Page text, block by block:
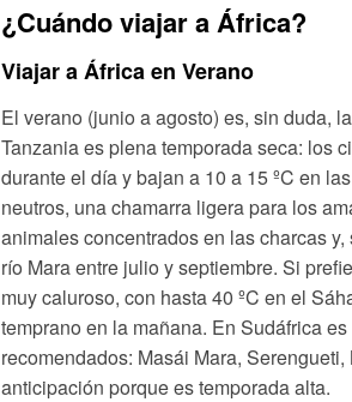
¿Cuándo viajar a África?
Viajar a África en Verano
El verano (junio a agosto) es, sin duda,
Tanzania es plena temporada seca: los
durante el día y bajan a 10 a 15 ºC en
neutros, una chamarra ligera para los
animales concentrados en las charcas
río Mara entre julio y septiembre. Si
muy caluroso, con hasta 40 ºC en el
temprano en la mañana. En Sudáfrica
recomendados: Masái Mara,
anticipación porque es temporada alta.